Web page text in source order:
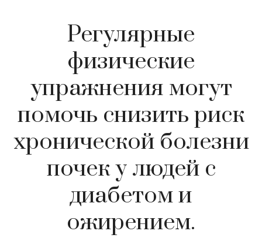
Регулярные
физические
упражнения могут
помочь снизить риск
хронической болезни
почек у людей с
диабетом и
ожирением.